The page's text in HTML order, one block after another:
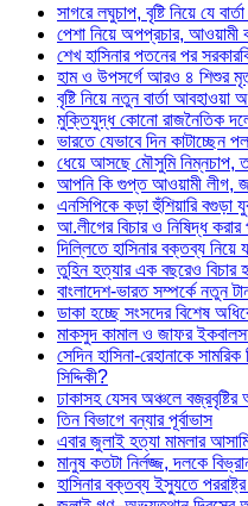
সাগরে লঘুচাপ, বৃষ্টি নিয়ে যে
পেশা নিয়ে অপপ্রচার, আওয়ামী
শেখ হাসিনার পতনের পর
হাম ও উপসর্গে আরও ৪ শিশুর
বৃষ্টি নিয়ে নতুন বার্তা আবহাওয়া
মুক্তিযুদ্ধ কোনো রাজনৈতিক
ভারতে যেভাবে দিন কাটাচ্ছেন
ধেয়ে আসছে মৌসুমি নিম্নচাপ,
আপনি কি গুপ্ত আওয়ামী লীগ,
এনসিপিকে কড়া হুঁশিয়ারি বগুড়া
আ.লীগের বিচার ও নিষিদ্ধ
দিল্লিতে হাসিনার বক্তব্য নিয়ে
তুহিন হত্যার এক বছরেও বিচার
বাংলাদেশ-ভারত সম্পর্কে নতুন
ডাকা হচ্ছে সংসদের বিশেষ
মাকসুদ কামাল ও জাফর
সেদিন হাসিনা-রেহানাকে
সিদ্দিকী?
ঢাকাসহ যেসব অঞ্চলে
তিন বিভাগে বন্যার পূর্বাভাস
এবার জুলাই হত্যা মামলার
মানুষ কতটা নির্লজ্জ, দলকে
হাসিনার বক্তব্য ইস্যুতে পররাষ্ট্র